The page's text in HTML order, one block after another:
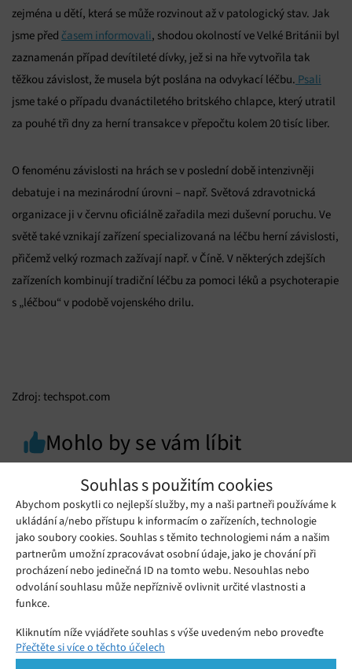
Souhlas s použitím cookies
Abychom poskytli co nejlepší služby, my a naši partneři používáme k
ukládání a/nebo přístupu k informacím o zařízeních, technologie
jako soubory cookies. Souhlas s těmito technologiemi nám a našim
partnerům umožní zpracovávat osobní údaje, jako je chování při
procházení nebo jedinečná ID na tomto webu. Nesouhlas nebo
odvolání souhlasu může nepříznivě ovlivnit určité vlastnosti a
funkce.
Kliknutím níže vyjádřete souhlas s výše uvedeným nebo proveďte
podrobnější rozhodnutí. Vaše volby budou použity pouze na tomto
Přečtěte si více o těchto účelech
zejména u dětí, která se může rozvinout až v patologický stav. Jak
jsme před časem informovali, shodou okolností ve Velké Británii byl
zaznamenán případ devítileté dívky, jež si na hře vytvořila tak
těžkou závislost, že musela být poslána na odvykací léčbu. Psali
jsme také o případu dvanáctiletého britského chlapce, který utratil
za pouhé tři dny za herní transakce v přepočtu kolem 20 tisíc liber.
O fenoménu závislosti na hrách se v poslední době intenzivněji
debatuje i na mezinárodní úrovni – např. Světová zdravotnická
organizace ji v červnu oficiálně zařadila mezi duševní poruchu. Ve
světě také vznikají zařízení specializovaná na léčbu herní závislosti,
přičemž velký rozmach zažívají např. v Číně. V některých zdejších
zařízeních kombinují tradiční léčbu za pomoci léků a psychoterapie
s „léčbou“ v podobě vojenského drilu.
Zdroj: techspot.com
Mohlo by se vám líbit